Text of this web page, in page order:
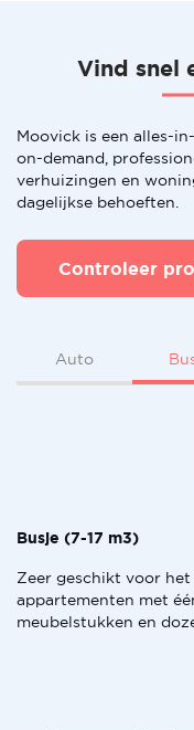
Vind snel
Moovick is een alles-
on-demand,
verhuizingen en
dagelijkse behoeften.
Controleer
Auto
Busje (7-17 m3)
Zeer geschikt voor
appartementen met
meubelstukken en